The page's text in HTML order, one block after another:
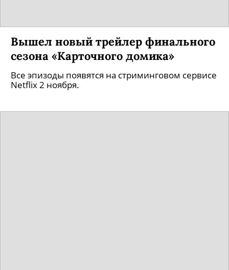
Вышел новый трейлер финального
сезона «Карточного домика»
Все эпизоды появятся на стриминговом сервисе
Netflix 2 ноября.